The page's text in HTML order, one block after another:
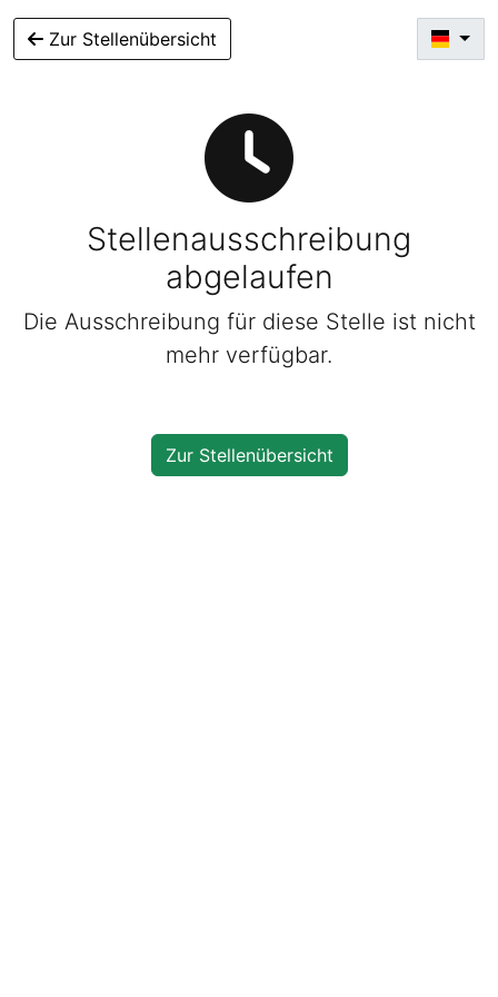
Zur Stellenübersicht
Stellenausschreibung
abgelaufen
Die Ausschreibung für diese Stelle ist nicht
mehr verfügbar.
Zur Stellenübersicht